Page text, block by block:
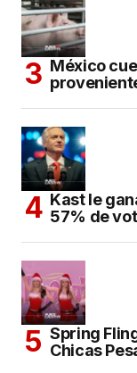
México
Kast le
57% de
Spring
Chicas